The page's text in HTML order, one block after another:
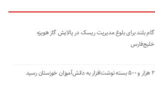
گام بلند برای بلوغ مدیریت ریسک در پالایش گاز هویزه
خلیج‌فارس
۲ هزار و ۵۰۰ بسته نوشت‌افزار به دانش‌آموزان خوزستان رسید